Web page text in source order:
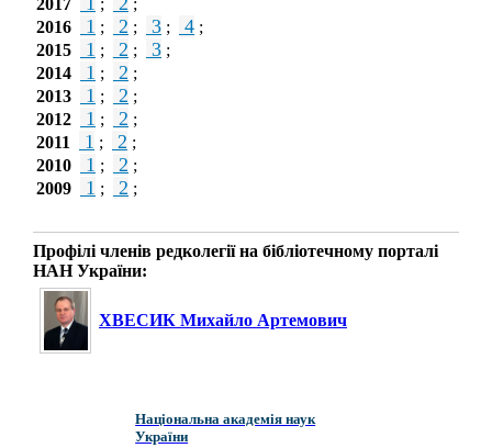
2017
;
;
2016
1 ; 2 ; 3 ; 4 ;
2015
1 ; 2 ; 3 ;
2014
1 ; 2 ;
2013
1 ; 2 ;
2012
1 ; 2 ;
2011
1 ; 2 ;
2010
1 ; 2 ;
2009
1 ; 2 ;
Профілі членів редколегії на бібліотечному порталі
НАН України:
ХВЕСИК Михайло Артемович
Національна академія наук
України